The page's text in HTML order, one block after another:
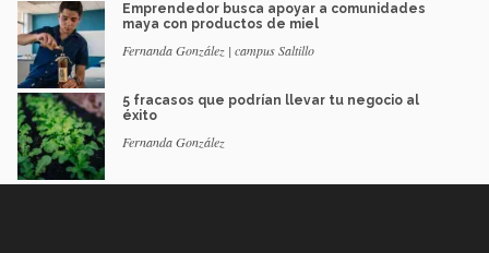
Emprendedor busca apoyar a comunidades
maya con productos de miel
Fernanda González | campus Saltillo
5 fracasos que podrían llevar tu negocio al
éxito
Fernanda González